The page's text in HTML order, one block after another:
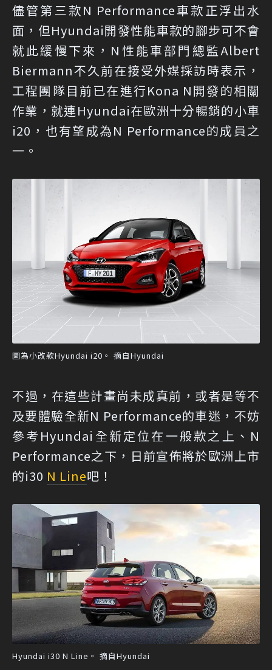
儘管第三款N Performance車款正浮出水
面，但Hyundai開發性能車款的腳步可不會
就此緩慢下來，N性能車部門總監Albert
Biermann不久前在接受外媒採訪時表示，
工程團隊目前已在進行Kona N開發的相關
作業，就連Hyundai在歐洲十分暢銷的小車
i20，也有望成為N Performance的成員之
一。
圖為小改款Hyundai i20。 摘自Hyundai
不過，在這些計畫尚未成真前，或者是等不
及要體驗全新N Performance的車迷，不妨
參考Hyundai全新定位在一般款之上、N
Performance之下，日前宣佈將於歐洲上市
的i30 N Line吧！
Hyundai i30 N Line。 摘自Hyundai